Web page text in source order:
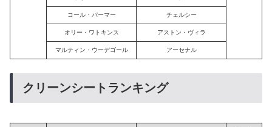
コール・パーマー チェルシー
オリー・ワトキンス アストン・ヴィラ
マルティン・ウーデゴール アーセナル
クリーンシートランキング